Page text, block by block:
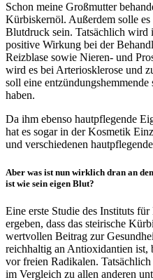
Schon meine Großmutter
Kürbiskernöl. Außerdem solle
Blutdruck sein. Tatsächlich wird
positive Wirkung bei der
Reizblase sowie Nieren- und
wird es bei Arteriosklerose und
soll eine
haben.
Da ihm ebenso hautpflegende
hat es sogar in der Kosmetik
und verschiedenen
Aber was ist nun wirklich dran an
ist wie sein eigen Blut?
Eine erste Studie des Instituts
ergeben, dass das steirische
wertvollen Beitrag zur
reichhaltig an Antioxidantien ist,
vor freien Radikalen.
im Vergleich zu allen anderen